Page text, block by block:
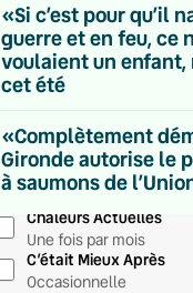
«Si c’est pour qu’il
guerre et en feu, ce
voulaient un enfant,
cet été
«Complètement
Gironde autorise le
à saumons de
💌 Inscrivez-vous
Quotidienne
Du lundi au vendredi
Hebdomadaire
Le samedi
Chaleurs Actuelles
Une fois par mois
C’était Mieux Après
Occasionnelle